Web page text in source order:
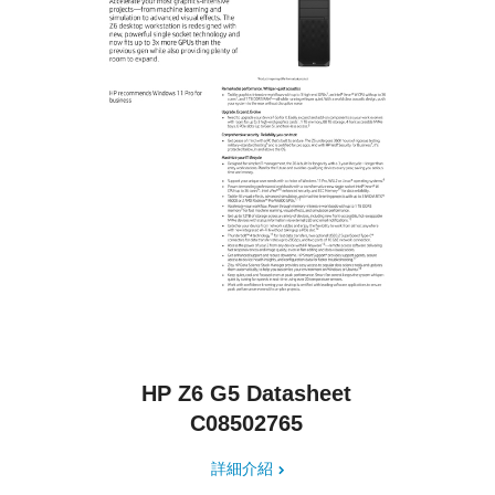
HP Z6 G5 Datasheet
C08502765
詳細介紹